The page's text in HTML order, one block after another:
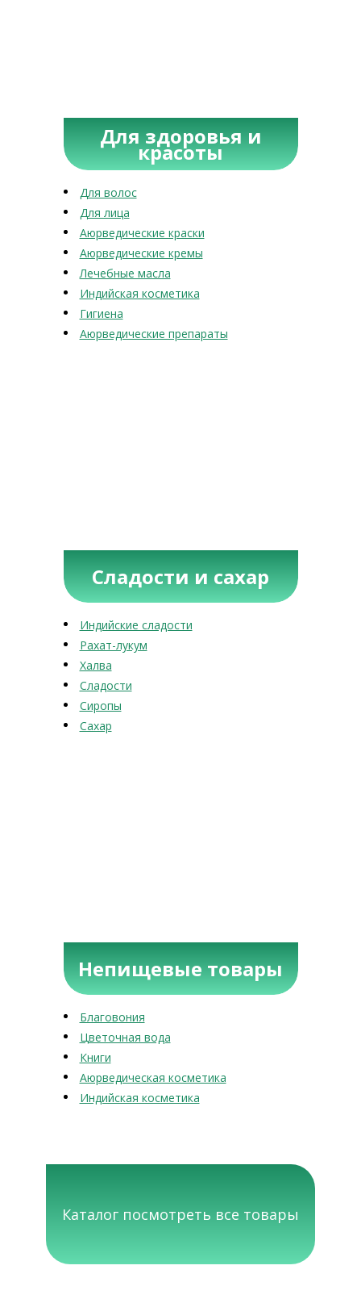
Для здоровья и
красоты
Для волос
Для лица
Аюрведические краски
Аюрведические кремы
Лечебные масла
Индийская косметика
Гигиена
Аюрведические препараты
Сладости и сахар
Индийские сладости
Рахат-лукум
Халва
Сладости
Сиропы
Сахар
Непищевые товары
Благовония
Цветочная вода
Книги
Аюрведическая косметика
Индийская косметика
Каталог посмотреть все товары